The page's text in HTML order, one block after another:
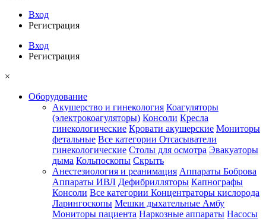
Вход
Регистрация
Вход
Регистрация
×
Оборудование
Акушерство и гинекология Коагуляторы
(электрокоагуляторы) Консоли Кресла
гинекологические Кровати акушерские Мониторы
фетальные Все категории Отсасыватели
гинекологические Столы для осмотра Эвакуаторы
дыма Кольпоскопы Скрыть
Анестезиология и реанимация Аппараты Боброва
Аппараты ИВЛ Дефибрилляторы Капнографы
Консоли Все категории Концентраторы кислорода
Ларингоскопы Мешки дыхательные Амбу
Мониторы пациента Наркозные аппараты Насосы